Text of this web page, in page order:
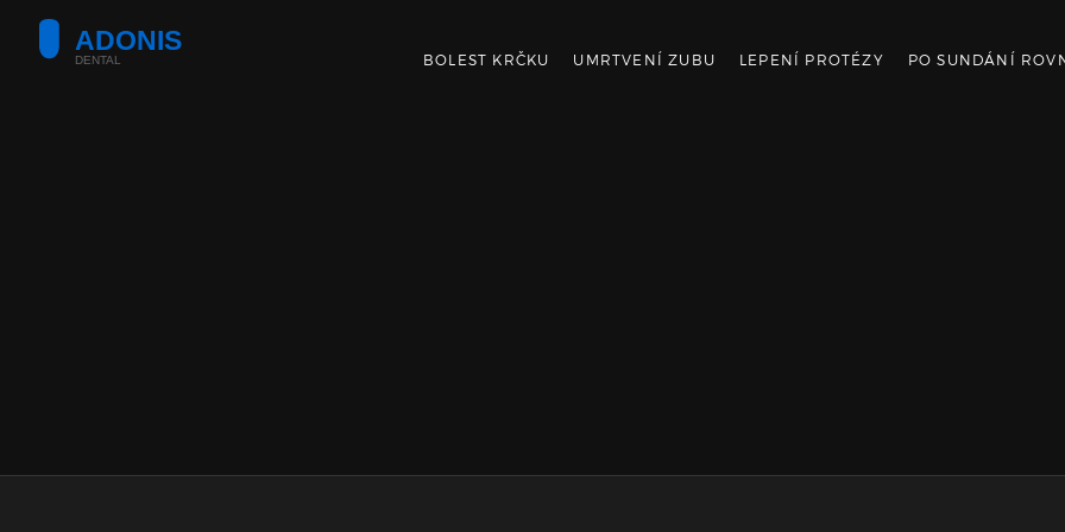
BOLEST KRČKU UMRTVENÍ ZUBU LEPENÍ PROTÉZY PO SUNDÁNÍ